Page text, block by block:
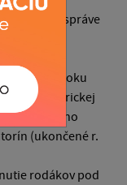
- v správe
užívania roku
elektrickej
verejného
(ukončené r.
rodákov pod